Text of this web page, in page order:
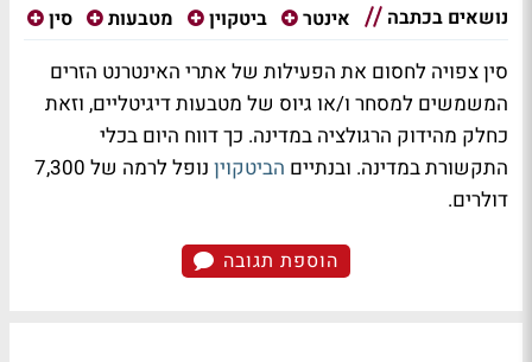
נושאים בכתבה אינטר ביטקוין מטבעות סין
סין צפויה לחסום את הפעילות של אתרי האינטרנט הזרים
המשמשים למסחר ו/או גיוס של מטבעות דיגיטליים, וזאת
כחלק מהידוק הרגולציה במדינה. כך דווח היום בכלי
התקשורת במדינה. ובנתיים הביטקוין
נופל לרמה של 7,300
דולרים.
הוספת תגובה